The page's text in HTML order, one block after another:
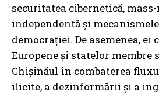
securitatea cibernetică,
independentă și
democrației. De asemenea, ei
Europene și statelor membre
Chișinăul în combaterea
ilicite, a dezinformării și a